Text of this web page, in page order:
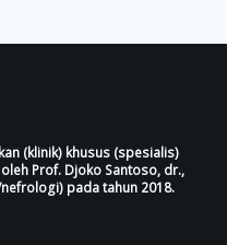
(klinik) khusus (spesialis)
Prof. Djoko Santoso, dr.,
nefrologi) pada tahun 2018.